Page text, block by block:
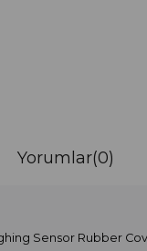
Yorumlar(0)
Sensor Rubber